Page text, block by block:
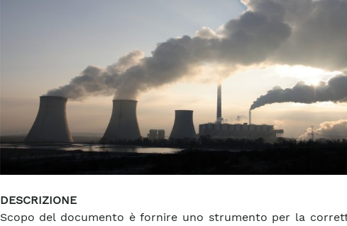
DESCRIZIONE
Scopo del documento è fornire uno strumento per la